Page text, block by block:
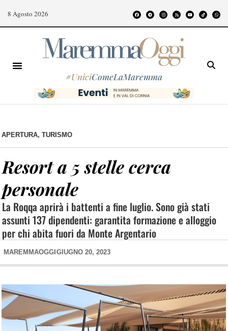
8 Agosto 2026
#UniciComeLaMaremma
APERTURA, TURISMO
Resort a 5 stelle cerca
personale
La Roqqa aprirà i battenti a fine luglio. Sono già stati
assunti 137 dipendenti: garantita formazione e alloggio
per chi abita fuori da Monte Argentario
MAREMMAOGGI GIUGNO 20, 2023